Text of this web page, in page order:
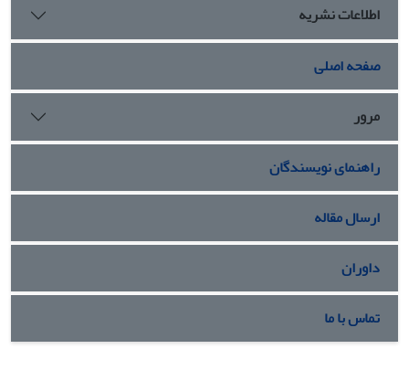
اطلاعات نشریه
صفحه اصلی
مرور
راهنمای نویسندگان
ارسال مقاله
داوران
تماس با ما